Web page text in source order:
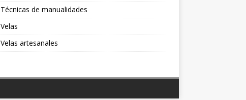
Técnicas de manualidades
Velas
Velas artesanales